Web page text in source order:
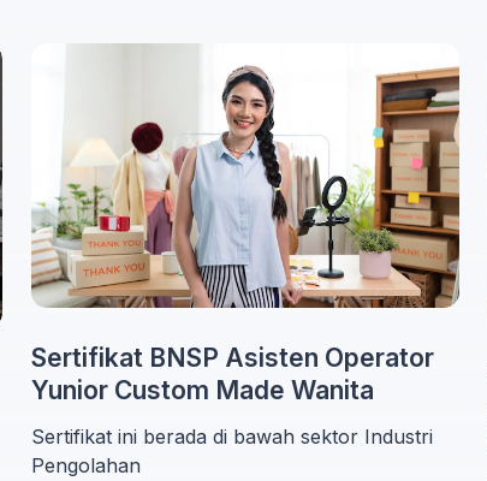
Sertifikat BNSP Asisten Operator
Yunior Custom Made Wanita
Sertifikat ini berada di bawah sektor Industri
Pengolahan